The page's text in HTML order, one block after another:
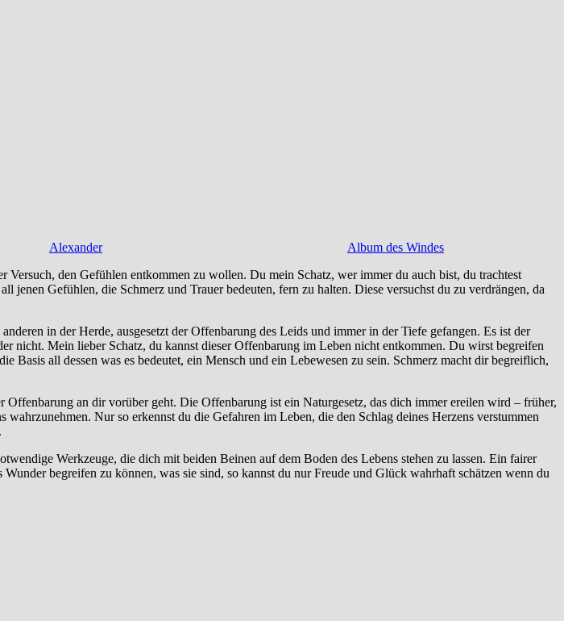
Alexander
Album des Windes
den Gefühlen entkommen zu wollen. Du mein Schatz, wer immer du auch bist, du trachtest
Gefühlen, die Schmerz und Trauer bedeuten, fern zu halten. Diese versuchst du zu verdrängen, da
in der Herde, ausgesetzt der Offenbarung des Leids und immer in der Tiefe gefangen. Es ist der
nicht. Mein lieber Schatz, du kannst dieser Offenbarung im Leben nicht entkommen. Du wirst begreifen
Basis all dessen was es bedeutet, ein Mensch und ein Lebewesen zu sein. Schmerz macht dir begreiflich,
an dir vorüber geht. Die Offenbarung ist ein Naturgesetz, das dich immer ereilen wird – früher,
Nur so erkennst du die Gefahren im Leben, die den Schlag deines Herzens verstummen
Werkzeuge, die dich mit beiden Beinen auf dem Boden des Lebens stehen zu lassen. Ein fairer
begreifen zu können, was sie sind, so kannst du nur Freude und Glück wahrhaft schätzen wenn du